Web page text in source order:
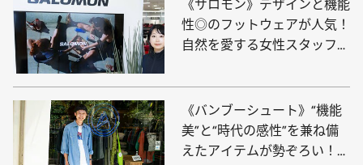
《サロモン》デザインと機能
性◎のフットウェアが人気！
自然を愛する女性スタッフが
《バンブーシュート》“機能
美”と“時代の感性”を兼ね備
えたアイテムが勢ぞろい！